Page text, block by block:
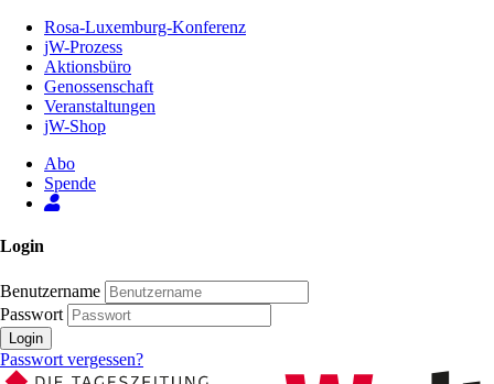
Inhalt
Seite
Rosa-Luxemburg-Konferenz
jW-Prozess
Aktionsbüro
Genossenschaft
Veranstaltungen
jW-Shop
Abo
Spende
Login
Benutzername
Passwort
Login
Passwort vergessen?